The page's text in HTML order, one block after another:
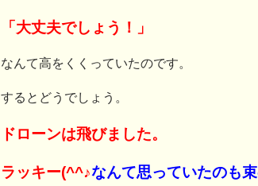
「大丈夫でしょう！」
なんて高をくくっていたのです。
するとどうでしょう。
ドローンは飛びました。
ラッキー(^^♪なんて思っていたのも束